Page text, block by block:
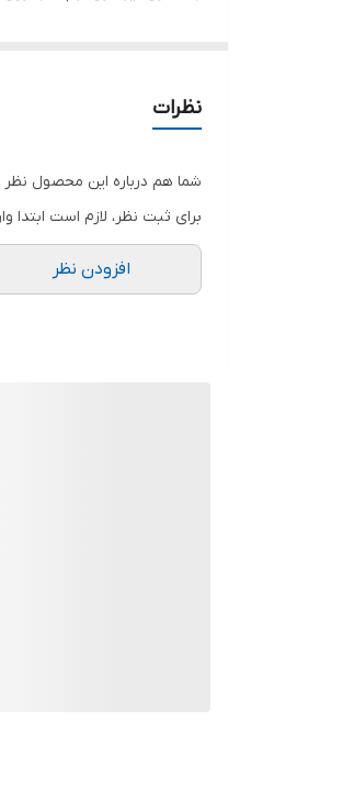
نظرات
شما هم درباره این محصول نظر
برای ثبت نظر، لازم است ابتدا
افزودن نظر